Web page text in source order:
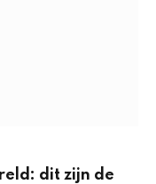
dit zijn de